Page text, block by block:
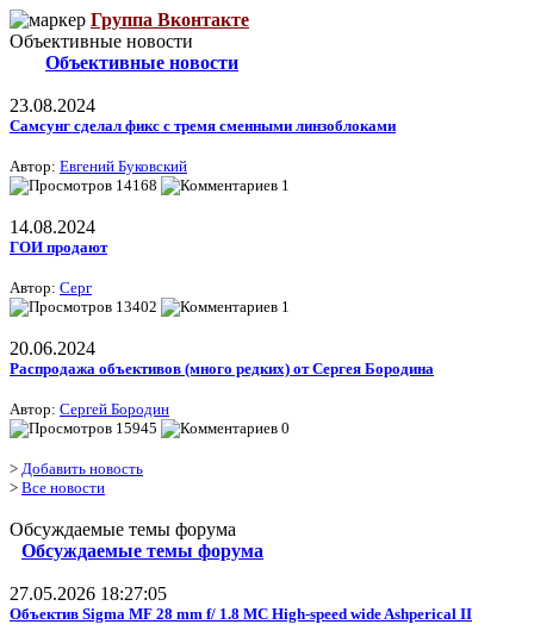
Группа Вконтакте
Объективные новости
Объективные новости
23.08.2024
Самсунг сделал фикс с тремя сменными линзоблоками
Автор: Евгений Буковский
14168
1
14.08.2024
ГОИ продают
Автор: Серг
13402
1
20.06.2024
Распродажа объективов (много редких) от Сергея Бородина
Автор: Сергей Бородин
15945
0
> Добавить новость
> Все новости
Обсуждаемые темы форума
Обсуждаемые темы форума
27.05.2026 18:27:05
Объектив Sigma MF 28 mm f/ 1.8 MC High-speed wide Ashperical II